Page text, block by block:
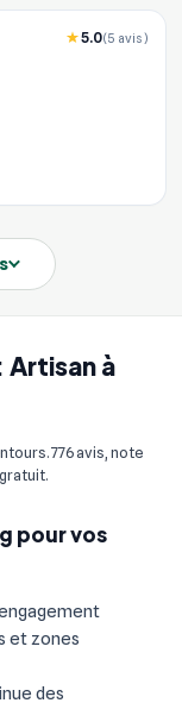
à
776 avis, note
pour vos
et zones
des
5.0(5 avis)